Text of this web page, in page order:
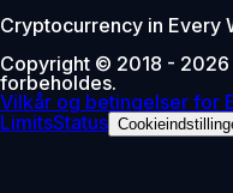
Cryptocurrency in Every
Copyright © 2018 -
forbeholdes.
Vilkår og betingelser for
LimitsStatus